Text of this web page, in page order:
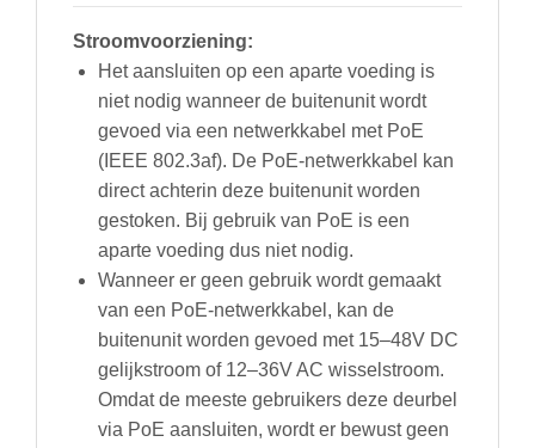
Stroomvoorziening:
Het aansluiten op een aparte voeding is
niet nodig wanneer de buitenunit wordt
gevoed via een netwerkkabel met PoE
(IEEE 802.3af). De PoE-netwerkkabel kan
direct achterin deze buitenunit worden
gestoken. Bij gebruik van PoE is een
aparte voeding dus niet nodig.
Wanneer er geen gebruik wordt gemaakt
van een PoE-netwerkkabel, kan de
buitenunit worden gevoed met 15–48V DC
gelijkstroom of 12–36V AC wisselstroom.
Omdat de meeste gebruikers deze deurbel
via PoE aansluiten, wordt er bewust geen